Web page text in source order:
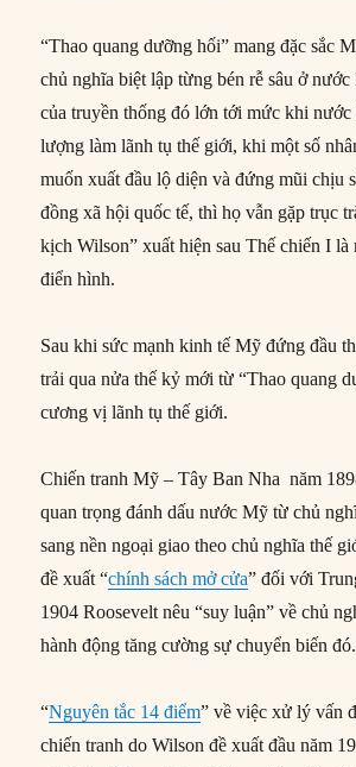
“Thao quang dưỡng hối” mang đặc sắc
chủ nghĩa biệt lập từng bén rễ sâu ở
của truyền thống đó lớn tới mức khi
lượng làm lãnh tụ thế giới, khi một số
muốn xuất đầu lộ diện và đứng mũi chịu
đồng xã hội quốc tế, thì họ vẫn gặp trục
kịch Wilson” xuất hiện sau Thế chiến I
điển hình.
Sau khi sức mạnh kinh tế Mỹ đứng đầu
trải qua nửa thế kỷ mới từ “Thao quang
cương vị lãnh tụ thế giới.
Chiến tranh Mỹ – Tây Ban Nha năm
quan trọng đánh dấu nước Mỹ từ chủ
sang nền ngoại giao theo chủ nghĩa thế
đề xuất “chính sách mở cửa” đối với
1904 Roosevelt nêu “suy luận” về chủ
hành động tăng cường sự chuyển biến đó.
“Nguyên tắc 14 điểm” về việc xử lý vấn
chiến tranh do Wilson đề xuất đầu năm